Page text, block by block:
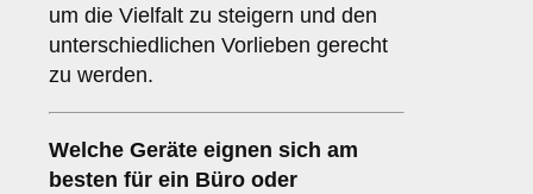
um die Vielfalt zu steigern und den
unterschiedlichen Vorlieben gerecht
zu werden.
Welche Geräte eignen sich am
besten für ein Büro oder